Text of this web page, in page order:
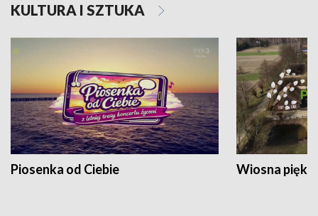
KULTURA I SZTUKA
Piosenka od Ciebie Wiosna